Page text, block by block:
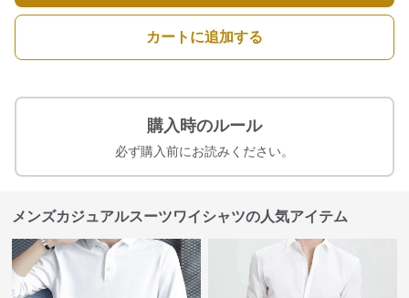
カートに追加する
購入時のルール
必ず購入前にお読みください。
メンズカジュアルスーツワイシャツの人気アイテム